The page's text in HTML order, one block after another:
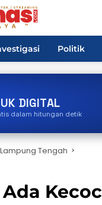
Politik
DIGITAL
dalam hitungan detik
Lampung Tengah